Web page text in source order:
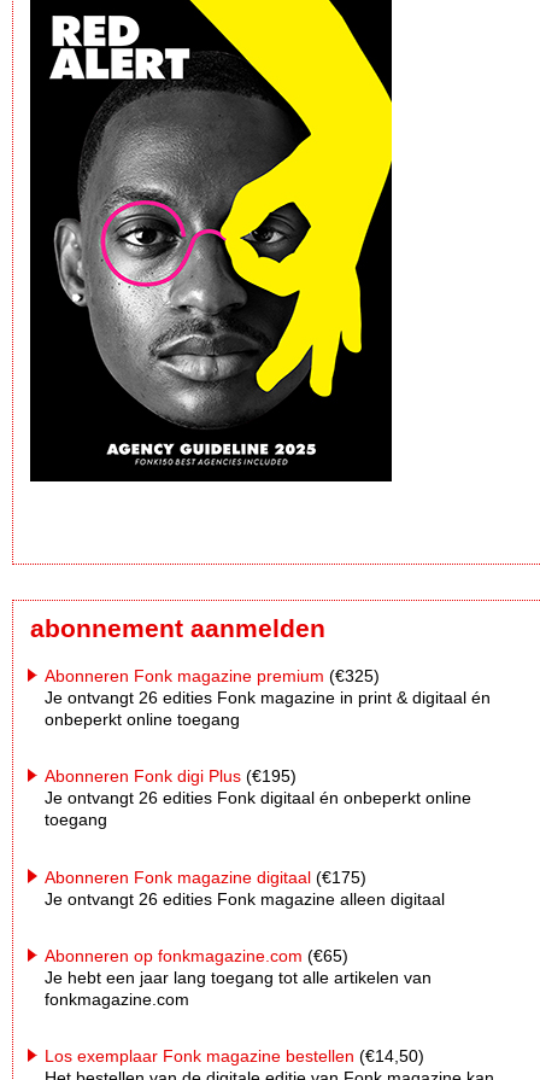
abonnement aanmelden
Abonneren Fonk magazine premium (€325)
Je ontvangt 26 edities Fonk magazine in print & digitaal én
onbeperkt online toegang
Abonneren Fonk digi Plus (€195)
Je ontvangt 26 edities Fonk digitaal én onbeperkt online
toegang
Abonneren Fonk magazine digitaal (€175)
Je ontvangt 26 edities Fonk magazine alleen digitaal
Abonneren op fonkmagazine.com (€65)
Je hebt een jaar lang toegang tot alle artikelen van
fonkmagazine.com
Los exemplaar Fonk magazine bestellen (€14,50)